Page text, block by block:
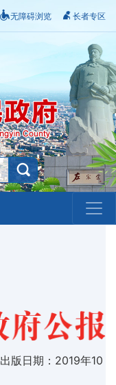
无障碍浏览 长者专区
版日期：2019年10